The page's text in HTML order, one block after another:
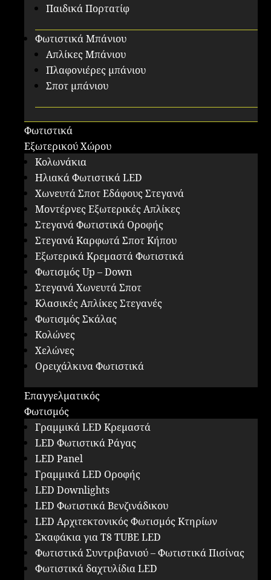
Παιδικά Πορτατίφ
Φωτιστικά Μπάνιου
Απλίκες Μπάνιου
Πλαφονιέρες μπάνιου
Σποτ μπάνιου
Φωτιστικά
Εξωτερικού Χώρου
Κολωνάκια
Ηλιακά Φωτιστικά LED
Χωνευτά Σποτ Εδάφους Στεγανά
Μοντέρνες Εξωτερικές Απλίκες
Στεγανά Φωτιστικά Οροφής
Στεγανά Καρφωτά Σποτ Κήπου
Εξωτερικά Κρεμαστά Φωτιστικά
Φωτισμός Up – Down
Στεγανά Χωνευτά Σποτ
Κλασικές Απλίκες Στεγανές
Φωτισμός Σκάλας
Κολώνες
Χελώνες
Ορειχάλκινα Φωτιστικά
Επαγγελματικός
Φωτισμός
Γραμμικά LED Κρεμαστά
LED Φωτιστικά Ράγας
LED Panel
Γραμμικά LED Οροφής
LED Downlights
LED Φωτιστικά Βενζινάδικου
LED Αρχιτεκτονικός Φωτισμός Κτηρίων
Σκαφάκια για Τ8 ΤUBE LED
Φωτιστικά Συντριβανιού – Φωτιστικά Πισίνας
Φωτιστικά δαχτυλίδια LED